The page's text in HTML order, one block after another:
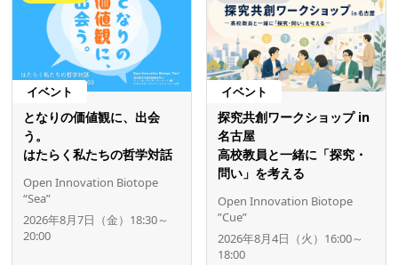
イベント
となりの価値観に、出会
う。
はたらく私たちの哲学対話
Open Innovation Biotope
“Sea”
2026年8月7日（金）18:30～
20:00
イベント
探究共創ワークショップ in
名古屋
高校教員と一緒に「探究・
問い」を考える
Open Innovation Biotope
”Cue”
2026年8月4日（火）16:00～
18:00